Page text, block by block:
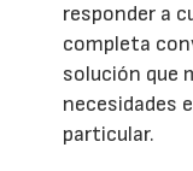
responder a
completa
solución que
necesidades
particular.